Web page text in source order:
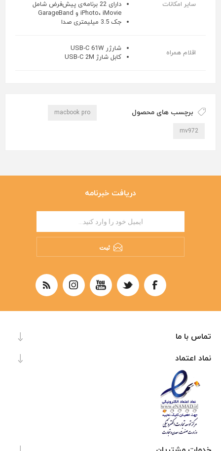
سایر امکانات
دارای 22 برنامه‌ی پیش‌فرض شامل
iPhoto، iMovie و GarageBand
جک 3.5 میلیمتری صدا
اقلام همراه
شارژر USB‑C 61W
کابل شارژ USB-C 2M
برچسب های محصول macbook pro
mv972
دریافت خبرنامه
ثبت
تماس با ما
نماد اعتماد